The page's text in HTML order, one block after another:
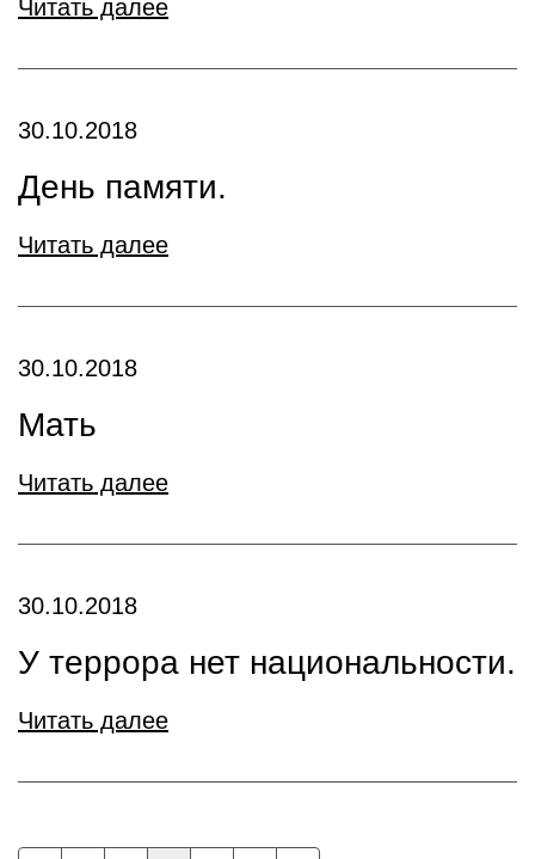
Читать далее
30.10.2018
День памяти.
Читать далее
30.10.2018
Мать
Читать далее
30.10.2018
У террора нет национальности.
Читать далее